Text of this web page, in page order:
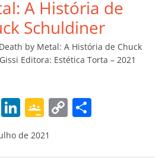
n Cl
a
ss
ro
m
n
k
til
h
ar
A História de
Schuldiner
by Metal: A História de Chuck
Editora: Estética Torta – 2021
W Li
n
k
G
o
o
C
de 2021